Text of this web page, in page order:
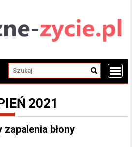
2021
błony